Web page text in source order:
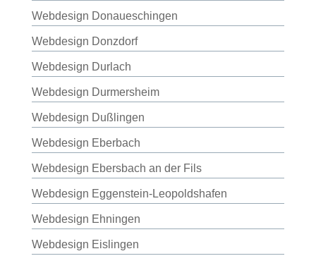
Webdesign Donaueschingen
Webdesign Donzdorf
Webdesign Durlach
Webdesign Durmersheim
Webdesign Dußlingen
Webdesign Eberbach
Webdesign Ebersbach an der Fils
Webdesign Eggenstein-Leopoldshafen
Webdesign Ehningen
Webdesign Eislingen